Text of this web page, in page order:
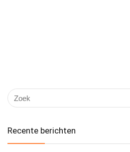
Recente berichten